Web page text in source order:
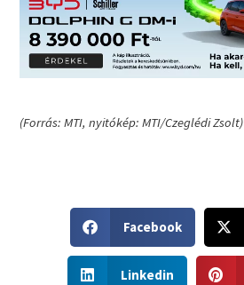
(Forrás: MTI, nyitókép: MTI/Czeglédi Zsolt)
h
a
r
Facebook
h
a
h
Linkedin
h